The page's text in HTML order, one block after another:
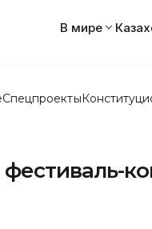
В мире
Спецпроекты